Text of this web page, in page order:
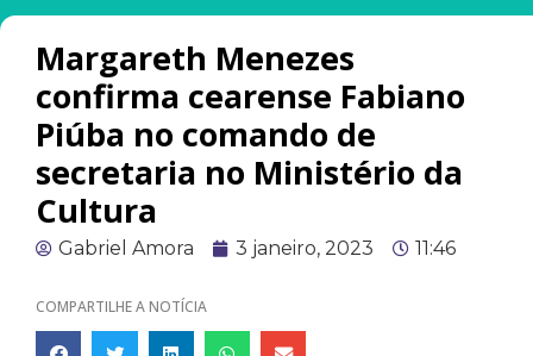
Margareth Menezes
confirma cearense Fabiano
Piúba no comando de
secretaria no Ministério da
Cultura
Gabriel Amora 3 janeiro, 2023 11:46
COMPARTILHE A NOTÍCIA